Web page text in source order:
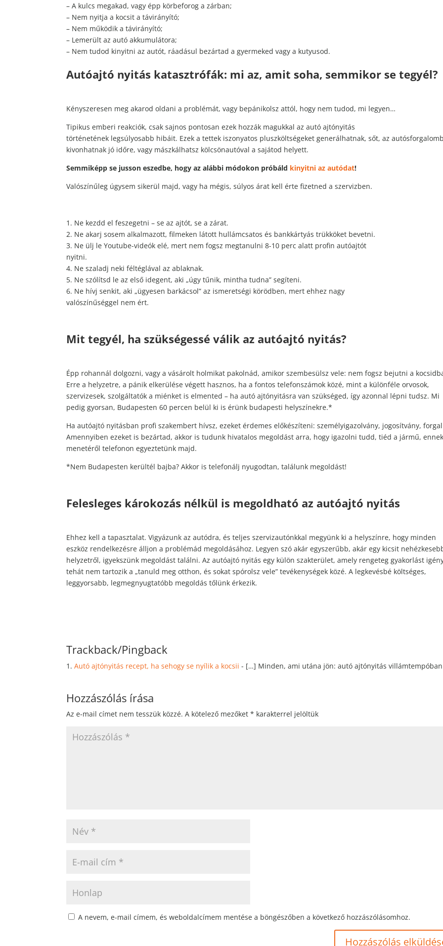
– A kulcs megakad, vagy épp körbeforog a zárban;
– Nem nyitja a kocsit a távirányító;
– Nem működik a távirányító;
– Lemerült az autó akkumulátora;
– Nem tudod kinyitni az autót, ráadásul bezártad a gyermeked vagy a kutyusod.
Autóajtó nyitás katasztrófák: mi az, amit soha, semmikor se tegyél?
Kényszeresen meg akarod oldani a problémát, vagy bepánikolsz attól, hogy nem tudod, mi legyen…
Tipikus emberi reakciók, csak sajnos pontosan ezek hozzák magukkal az autó ajtónyitás
történetének legsúlyosabb hibáit. Ezek a tettek iszonyatos pluszköltségeket generálhatnak, sőt, az
kivonhatnak jó időre, vagy mászkálhatsz kölcsönautóval a sajátod helyett.
Semmiképp se jusson eszedbe, hogy az alábbi módokon próbáld kinyitni az autódat!
Valószínűleg úgysem sikerül majd, vagy ha mégis, súlyos árat kell érte fizetned a szervizben.
1. Ne kezdd el feszegetni – se az ajtót, se a zárat.
2. Ne akarj sosem alkalmazott, filmeken látott hullámcsatos és bankkártyás trükköket bevetni.
3. Ne ülj le Youtube-videók elé, mert nem fogsz megtanulni 8-10 perc alatt profin autóajtót
nyitni.
4. Ne szaladj neki féltéglával az ablaknak.
5. Ne szólítsd le az első idegent, aki „úgy tűnik, mintha tudna” segíteni.
6. Ne hívj senkit, aki „ügyesen barkácsol” az ismeretségi körödben, mert ehhez nagy
valószínűséggel nem ért.
Mit tegyél, ha szükségessé válik az autóajtó nyitás?
Épp rohannál dolgozni, vagy a vásárolt holmikat pakolnád, amikor szembesülsz vele: nem fogsz bejutni a
Erre a helyzetre, a pánik elkerülése végett hasznos, ha a fontos telefonszámok közé, mint a különféle orvosok,
szervizesek, szolgáltatók a miénket is elmented – ha autó ajtónyitásra van szükséged, így azonnal lépni tudsz. Mi
pedig gyorsan, Budapesten 60 percen belül ki is érünk budapesti helyszínekre.*
Ha autóajtó nyitásban profi szakembert hívsz, ezeket érdemes előkészíteni: személyigazolvány, jogosítvány,
Amennyiben ezeket is bezártad, akkor is tudunk hivatalos megoldást arra, hogy igazolni tudd, tiéd a jármű,
menetéről telefonon egyeztetünk majd.
*Nem Budapesten kerültél bajba? Akkor is telefonálj nyugodtan, találunk megoldást!
Felesleges károkozás nélkül is megoldható az autóajtó nyitás
Ehhez kell a tapasztalat. Vigyázunk az autódra, és teljes szervizautónkkal megyünk ki a helyszínre, hogy minden
eszköz rendelkezésre álljon a problémád megoldásához. Legyen szó akár egyszerűbb, akár egy kicsit
helyzetről, igyekszünk megoldást találni. Az autóajtó nyitás egy külön szakterület, amely rengeteg gyakorlást
tehát nem tartozik a „tanuld meg otthon, és sokat spórolsz vele” tevékenységek közé. A legkevésbé költséges,
leggyorsabb, legmegnyugtatóbb megoldás tőlünk érkezik.
Trackback/Pingback
Autó ajtónyitás recept, ha sehogy se nyílik a kocsii - […] Minden, ami utána jön: autó ajtónyitás
Hozzászólás írása
Az e-mail címet nem tesszük közzé. A kötelező mezőket* karakterrel jelöltük
A nevem, e-mail címem, és weboldalcímem mentése a böngészőben a következő hozzászólásomhoz.